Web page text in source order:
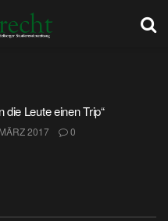
die Leute einen Trip“
2017 0